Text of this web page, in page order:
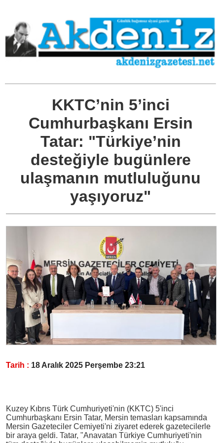
KKTC’nin 5’inci
Cumhurbaşkanı Ersin
Tatar: "Türkiye’nin
desteğiyle bugünlere
ulaşmanın mutluluğunu
yaşıyoruz"
Tarih : 18 Aralık 2025 Perşembe 23:21
Kuzey Kıbrıs Türk Cumhuriyeti'nin (KKTC) 5'inci
Cumhurbaşkanı Ersin Tatar, Mersin temasları kapsamında
Mersin Gazeteciler Cemiyeti'ni ziyaret ederek gazetecilerle
bir araya geldi. Tatar, "Anavatan Türkiye Cumhuriyeti'nin